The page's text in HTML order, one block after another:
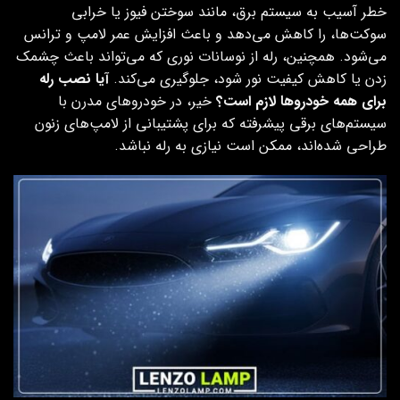
خطر آسیب به سیستم برق، مانند سوختن فیوز یا خرابی
سوکت‌ها، را کاهش می‌دهد و باعث افزایش عمر لامپ و ترانس
می‌شود. همچنین، رله از نوسانات نوری که می‌تواند باعث چشمک
زدن یا کاهش کیفیت نور شود، جلوگیری می‌کند.آیا نصب رله
برای همه خودروها لازم است؟ خیر، در خودروهای مدرن با
سیستم‌های برقی پیشرفته که برای پشتیبانی از لامپ‌های زنون
طراحی شده‌اند، ممکن است نیازی به رله نباشد.